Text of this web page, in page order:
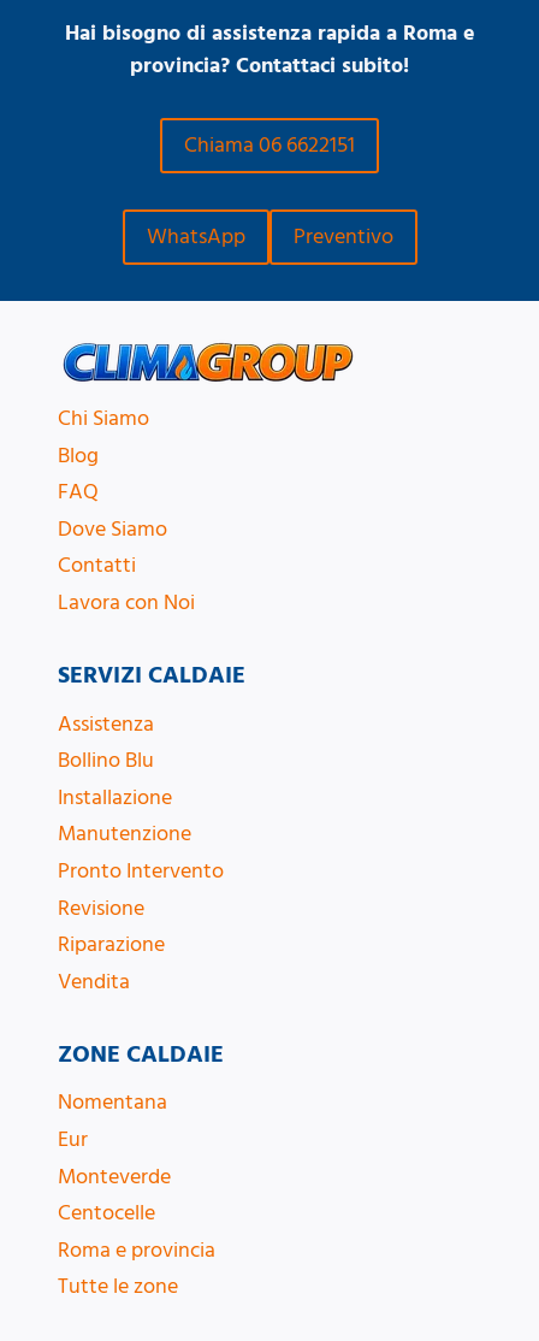
Hai bisogno di assistenza rapida a Roma e
provincia? Contattaci subito!
Chiama 06 6622151
WhatsApp Preventivo
Chi Siamo
Blog
FAQ
Dove Siamo
Contatti
Lavora con Noi
SERVIZI CALDAIE
Assistenza
Bollino Blu
Installazione
Manutenzione
Pronto Intervento
Revisione
Riparazione
Vendita
ZONE CALDAIE
Nomentana
Eur
Monteverde
Centocelle
Roma e provincia
Tutte le zone